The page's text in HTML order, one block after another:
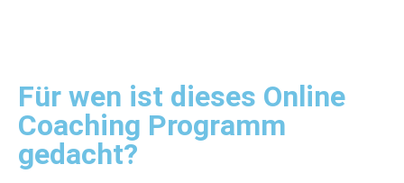
Für wen ist dieses Online
Coaching Programm
gedacht?